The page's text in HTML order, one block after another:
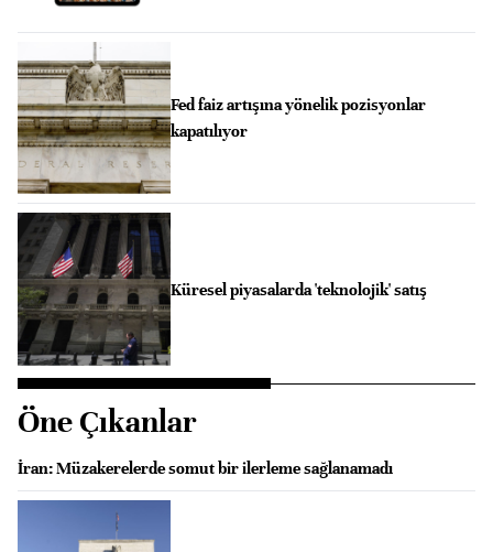
Fed faiz artışına yönelik pozisyonlar
kapatılıyor
Küresel piyasalarda 'teknolojik' satış
Öne Çıkanlar
İran: Müzakerelerde somut bir ilerleme sağlanamadı